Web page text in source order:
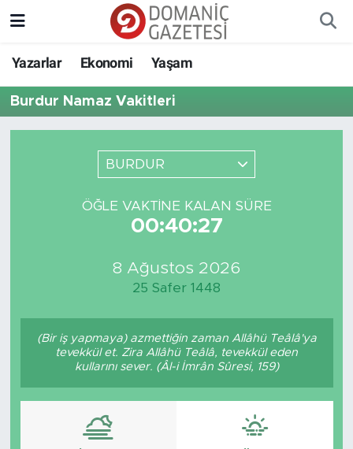
Yazarlar Ekonomi Yaşam
Burdur Namaz Vakitleri
BURDUR
ÖĞLE VAKTINE KALAN SÜRE
00:40:27
8 Ağustos 2026
25 Safer 1448
(Bir iş yapmaya) azmettiğin zaman Allâhü Teâlâ'ya
tevekkül et. Zira Allâhü Teâlâ, tevekkül eden
kullarını sever. (Âl-i İmrân Sûresi, 159)